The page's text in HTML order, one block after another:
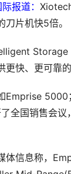
报道：
片机快5倍。
Storage
快、更可靠
Emprise
全国销售会
体信息称，